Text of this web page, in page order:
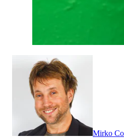
Mirko